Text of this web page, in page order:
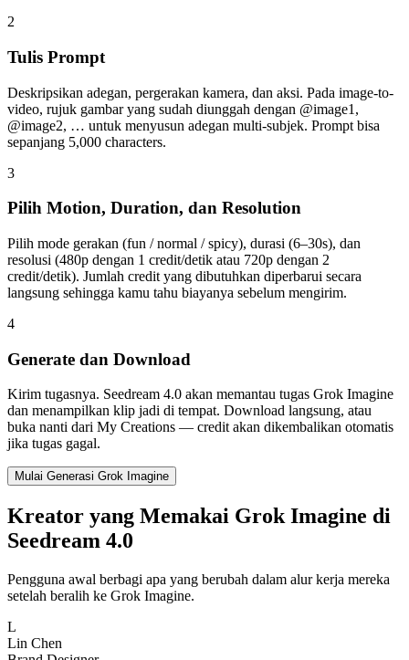
2
Tulis Prompt
Deskripsikan adegan, pergerakan kamera, dan aksi. Pada image-to-
video, rujuk gambar yang sudah diunggah dengan @image1,
@image2, … untuk menyusun adegan multi-subjek. Prompt bisa
sepanjang 5,000 characters.
3
Pilih Motion, Duration, dan Resolution
Pilih mode gerakan (fun / normal / spicy), durasi (6–30s), dan
resolusi (480p dengan 1 credit/detik atau 720p dengan 2
credit/detik). Jumlah credit yang dibutuhkan diperbarui secara
langsung sehingga kamu tahu biayanya sebelum mengirim.
4
Generate dan Download
Kirim tugasnya. Seedream 4.0 akan memantau tugas Grok Imagine
dan menampilkan klip jadi di tempat. Download langsung, atau
buka nanti dari My Creations — credit akan dikembalikan otomatis
jika tugas gagal.
Mulai Generasi Grok Imagine
Kreator yang Memakai Grok Imagine di
Seedream 4.0
Pengguna awal berbagi apa yang berubah dalam alur kerja mereka
setelah beralih ke Grok Imagine.
L
Lin Chen